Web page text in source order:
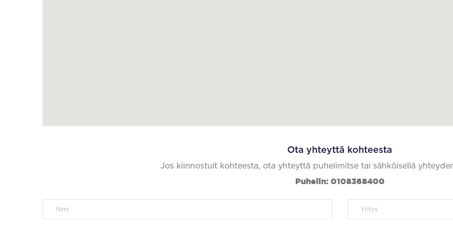
Ota yhteyttä kohteesta
Jos kiinnostuit kohteesta, ota yhteyttä puhelimitse tai sähköisellä
Puhelin: 0108368400